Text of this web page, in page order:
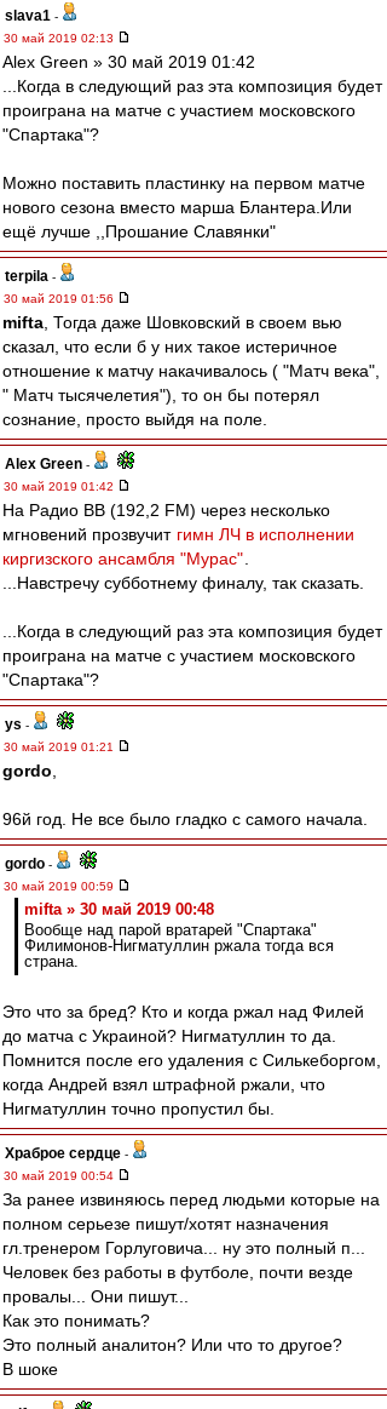
slava1 -
30 май 2019 02:13
Alex Green » 30 май 2019 01:42
...Когда в следующий раз эта композиция будет
проиграна на матче с участием московского
"Спартака"?
Можно поставить пластинку на первом матче
нового сезона вместо марша Блантера.Или
ещё лучше ,,Прошание Славянки"
terpila -
30 май 2019 01:56
mifta , Тогда даже Шовковский в своем вью
сказал, что если б у них такое истеричное
отношение к матчу накачивалось ( "Матч века",
" Матч тысячелетия"), то он бы потерял
сознание, просто выйдя на поле.
Alex Green -
30 май 2019 01:42
На Радио ВВ (192,2 FM) через несколько
мгновений прозвучит гимн ЛЧ в исполнении
киргизского ансамбля "Мурас"
...Навстречу субботнему финалу, так сказать.
...Когда в следующий раз эта композиция будет
проиграна на матче с участием московского
"Спартака"?
ys -
30 май 2019 01:21
gordo
96й год. Не все было гладко с самого начала.
gordo -
30 май 2019 00:59
mifta » 30 май 2019 00:48
Вообще над парой вратарей "Спартака"
Филимонов-Нигматуллин ржала тогда вся
страна.
Это что за бред? Кто и когда ржал над Филей
до матча с Украиной? Нигматуллин то да.
Помнится после его удаления с Силькеборгом,
когда Андрей взял штрафной ржали, что
Нигматуллин точно пропустил бы.
Храброе сердце -
30 май 2019 00:54
За ранее извиняюсь перед людьми которые на
полном серьезе пишут/хотят назначения
гл.тренером Горлуговича... ну это полный п...
Человек без работы в футболе, почти везде
провалы... Они пишут...
Как это понимать?
Это полный аналитон? Или что то другое?
В шоке